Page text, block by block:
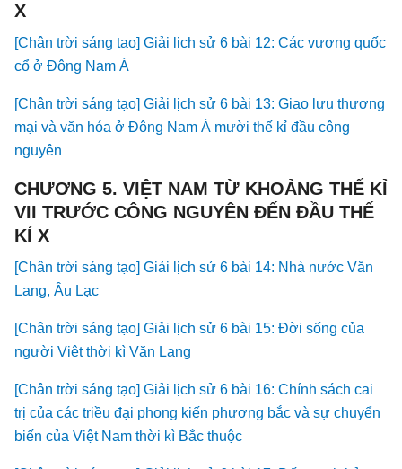
X
[Chân trời sáng tạo] Giải lịch sử 6 bài 12: Các vương quốc
cổ ở Đông Nam Á
[Chân trời sáng tạo] Giải lịch sử 6 bài 13: Giao lưu thương
mại và văn hóa ở Đông Nam Á mười thế kỉ đầu công
nguyên
CHƯƠNG 5. VIỆT NAM TỪ KHOẢNG THẾ KỈ
VII TRƯỚC CÔNG NGUYÊN ĐẾN ĐẦU THẾ
KỈ X
[Chân trời sáng tạo] Giải lịch sử 6 bài 14: Nhà nước Văn
Lang, Âu Lạc
[Chân trời sáng tạo] Giải lịch sử 6 bài 15: Đời sống của
người Việt thời kì Văn Lang
[Chân trời sáng tạo] Giải lịch sử 6 bài 16: Chính sách cai
trị của các triều đại phong kiến phương bắc và sự chuyển
biến của Việt Nam thời kì Bắc thuộc